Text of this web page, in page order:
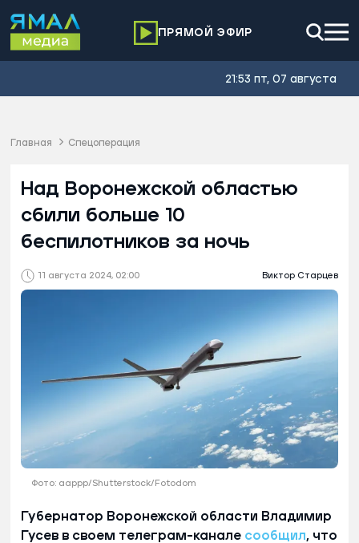
ПРЯМОЙ ЭФИР
21:53 пт, 07 августа
Главная Спецоперация
11 августа 2024, 02:00 Виктор Старцев
Над Воронежской областью
сбили больше 10
беспилотников за ночь
Фото: aappp/Shutterstock/Fotodom
Губернатор Воронежской области Владимир
Гусев в своем телеграм-канале сообщил, что